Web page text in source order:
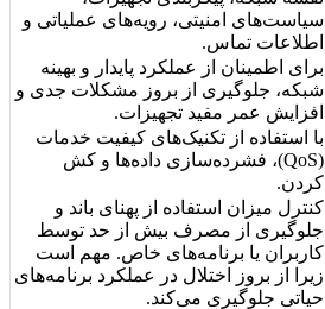
سیاست‌های امنیتی، رویه‌های عملیاتی و
اطلاعات تماس.
برای اطمینان از عملکرد پایدار و بهینه
شبکه، جلوگیری از بروز مشکلات جدی و
افزایش عمر مفید تجهیزات.
با استفاده از تکنیک‌های کیفیت خدمات
(QoS)، فشرده‌سازی داده‌ها و کش
کردن.
کنترل میزان استفاده از پهنای باند و
جلوگیری از مصرف بیش از حد توسط
کاربران یا برنامه‌های خاص. مهم است
زیرا از بروز اختلال در عملکرد برنامه‌های
حیاتی جلوگیری می‌کند.